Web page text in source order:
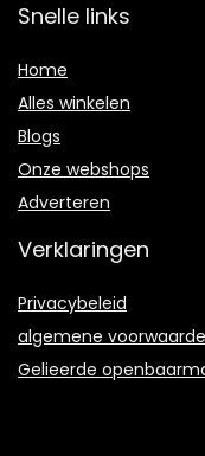
Snelle links
Home
Alles winkelen
Blogs
Onze webshops
Adverteren
Verklaringen
Privacybeleid
algemene
Gelieerde